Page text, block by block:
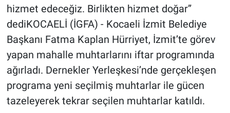
hizmet edeceğiz. Birlikten hizmet doğar”
dediKOCAELİ (İGFA) - Kocaeli İzmit Belediye
Başkanı Fatma Kaplan Hürriyet, İzmit’te görev
yapan mahalle muhtarlarını iftar programında
ağırladı. Dernekler Yerleşkesi’nde gerçekleşen
programa yeni seçilmiş muhtarlar ile gücen
tazeleyerek tekrar seçilen muhtarlar katıldı.